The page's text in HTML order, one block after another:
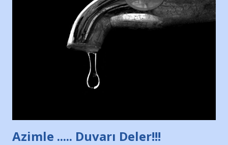
havuzunun kenarında 7 yaşında kara kuru bir kız çocuğu
duruyor. Havuzun içinde Adana Demirspor Kulübü
yüzücüleri. Erkekler çoğunlukta. Küçük kız etrafına bakıyor.
Sadece 4 kız çocuğu var. Nesrin, Adana Demirspor’un 4
kızından biri oluyor o gün…Giriyor havuza. 1973 – 1975
Adana Nesrin, 16 yaşında. Yüzüyor. 7 yaşında girdiği
Türkiye 3.lüğü var. 17 yaşında mar...
Azimle ..... Duvarı Deler!!!